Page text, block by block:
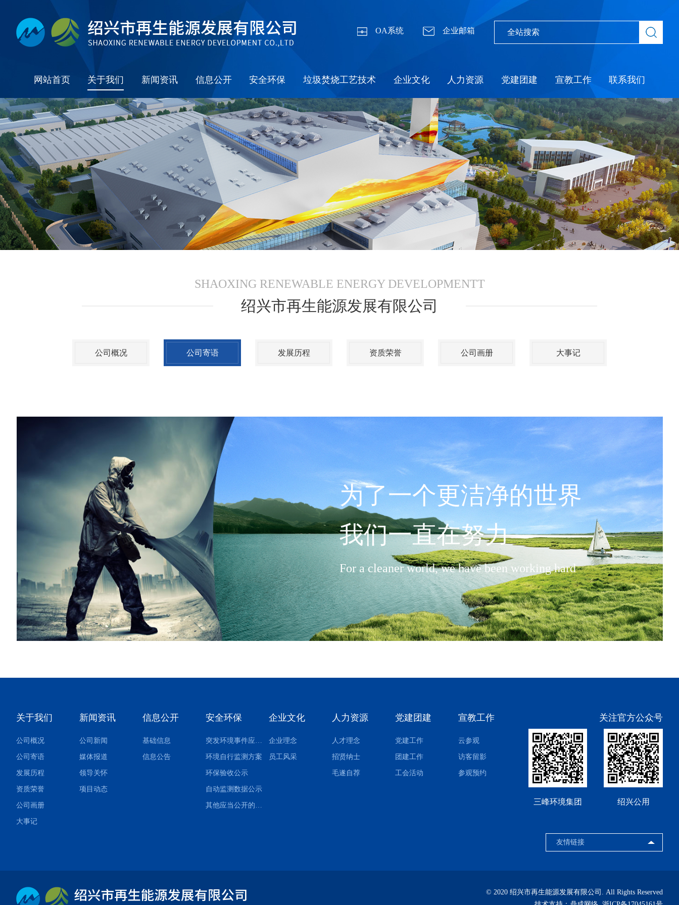
OA系统 企业邮箱
网站首页 关于我们 新闻资讯 信息公开 安全环保 垃圾焚烧工艺技术 企业文化 人力资源 党建团建 宣教工作 联系我们
SHAOXING RENEWABLE ENERGY DEVELOPMENTT
绍兴市再生能源发展有限公司
公司概况 公司寄语 发展历程 资质荣誉 公司画册 大事记
为了一个更洁净的世界
我们一直在努力
For a cleaner world, we have been working hard
关于我们
公司概况
公司寄语
发展历程
资质荣誉
公司画册
大事记
新闻资讯
公司新闻
媒体报道
领导关怀
项目动态
信息公开
基础信息
信息公告
安全环保
环境自行监测方案
环保验收公示
自动监测数据公示
企业文化
企业理念
员工风采
人力资源
人才理念
招贤纳士
毛遂自荐
党建团建
党建工作
团建工作
工会活动
宣教工作
云参观
访客留影
参观预约
关注官方公众号
三峰环境集团 绍兴公用
© 2020 绍兴市再生能源发展有限公司. All Rights Reserved